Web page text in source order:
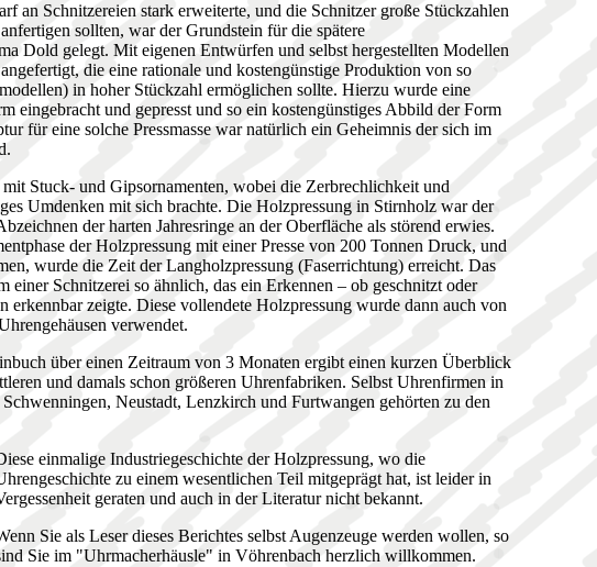
an Schnitzereien stark erweiterte, und die Schnitzer große Stückzahlen
sollten, war der Grundstein für die spätere
Dold gelegt. Mit eigenen Entwürfen und selbst hergestellten Modellen
die eine rationale und kostengünstige Produktion von so
in hoher Stückzahl ermöglichen sollte. Hierzu wurde eine
eingebracht und gepresst und so ein kostengünstiges Abbild der Form
für eine solche Pressmasse war natürlich ein Geheimnis der sich im
Stuck- und Gipsornamenten, wobei die Zerbrechlichkeit und
Umdenken mit sich brachte. Die Holzpressung in Stirnholz war der
der harten Jahresringe an der Oberfläche als störend erwies.
der Holzpressung mit einer Presse von 200 Tonnen Druck, und
wurde die Zeit der Langholzpressung (Faserrichtung) erreicht. Das
einer Schnitzerei so ähnlich, das ein Erkennen – ob geschnitzt oder
erkennbar zeigte. Diese vollendete Holzpressung wurde dann auch von
verwendet.
über einen Zeitraum von 3 Monaten ergibt einen kurzen Überblick
und damals schon größeren Uhrenfabriken. Selbst Uhrenfirmen in
Neustadt, Lenzkirch und Furtwangen gehörten zu den
einmalige Industriegeschichte der Holzpressung, wo die
zu einem wesentlichen Teil mitgeprägt hat, ist leider in
geraten und auch in der Literatur nicht bekannt.
Sie als Leser dieses Berichtes selbst Augenzeuge werden wollen, so
Sie im "Uhrmacherhäusle" in Vöhrenbach herzlich willkommen.